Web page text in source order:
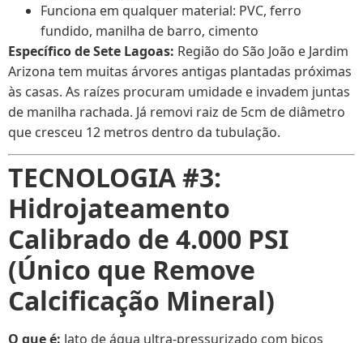
Funciona em qualquer material: PVC, ferro
fundido, manilha de barro, cimento
Específico de Sete Lagoas: Região do São João e Jardim
Arizona tem muitas árvores antigas plantadas próximas
às casas. As raízes procuram umidade e invadem juntas
de manilha rachada. Já removi raiz de 5cm de diâmetro
que cresceu 12 metros dentro da tubulação.
TECNOLOGIA #3:
Hidrojateamento
Calibrado de 4.000 PSI
(Único que Remove
Calcificação Mineral)
O que é: Jato de água ultra-pressurizado com bicos